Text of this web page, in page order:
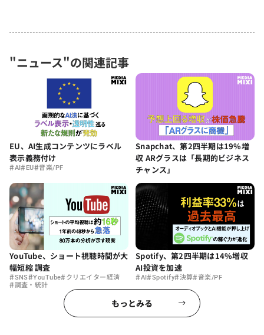
"ニュース"の関連記事
EU、AI生成コンテンツにラベル
表示義務付け
#AI# EU#音楽/PF
Snapchat、第2四半期は19%増
収 ARグラスは「長期的ビジネス
チャンス」
YouTube、ショート視聴時間が大
幅短縮 調査
#SNS#YouTube#クリエイター経済
#調査・統計
Spotify、第2四半期は14%増収
AI投資を加速
#AI#Spotify#決算#音楽/PF
もっとみる